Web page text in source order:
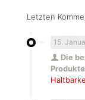
Letzten
15.
Die
Produkte